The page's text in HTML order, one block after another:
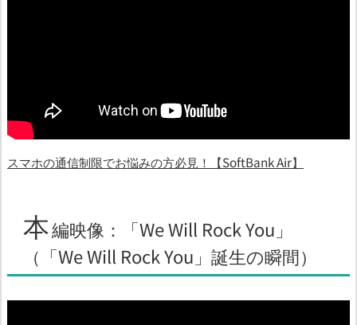
スマホの通信制限でお悩みの方必見！【SoftBank Air】
本編映像：「We Will Rock You」
（「We Will Rock You」誕生の瞬間）